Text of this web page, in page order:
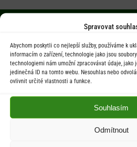
Spravovat
Abychom poskytli co nejlepší služby, používáme k
informacím o zařízení, technologie jako jsou
technologiemi nám umožní zpracovávat údaje, jako
jedinečná ID na tomto webu. Nesouhlas nebo
ovlivnit určité vlastnosti a funkce.
Souhlasím
Odmítnout
Úřední hodiny
Po 9.00-12.00 hod. / 14.00-
Počasí